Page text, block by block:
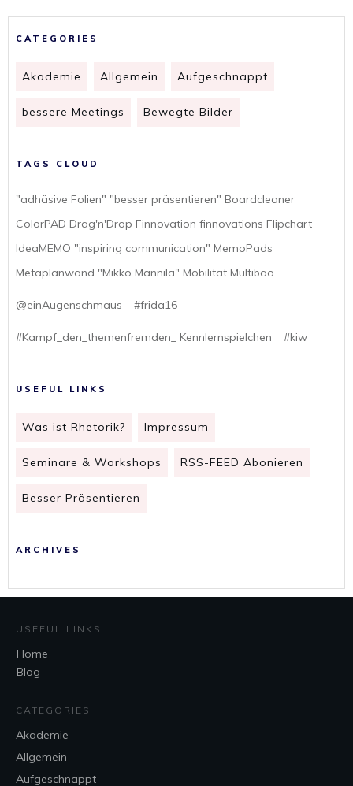
CATEGORIES
Akademie Allgemein Aufgeschnappt
bessere Meetings Bewegte Bilder
TAGS CLOUD
"adhäsive Folien" "besser präsentieren" Boardcleaner
ColorPAD Drag'n'Drop Finnovation finnovations Flipchart
IdeaMEMO "inspiring communication" MemoPads
Metaplanwand "Mikko Mannila" Mobilität Multibao
@einAugenschmaus #frida16
#Kampf_den_themenfremden_ Kennlernspielchen #kiw
USEFUL LINKS
Was ist Rhetorik? Impressum
Seminare & Workshops RSS-FEED Abonieren
Besser Präsentieren
ARCHIVES
USEFUL LINKS
Home
Blog
CATEGORIES
Akademie
Allgemein
Aufgeschnappt